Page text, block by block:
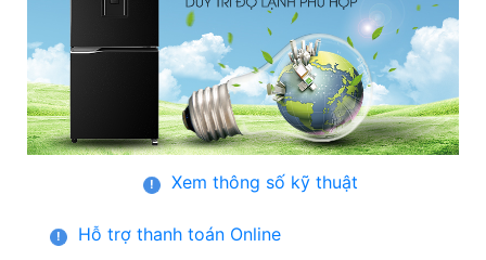
! Xem thông số kỹ thuật
! Hỗ trợ thanh toán Online